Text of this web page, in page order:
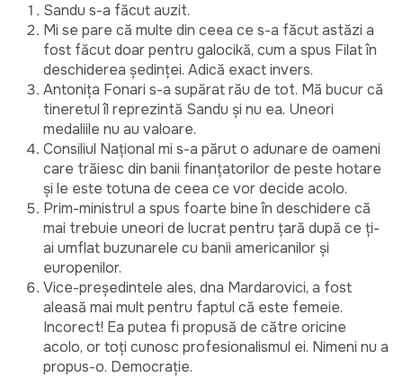
Sandu s-a făcut auzit.
Mi se pare că multe din ceea ce s-a făcut astăzi a
fost făcut doar pentru galocikă, cum a spus Filat în
deschiderea ședinței. Adică exact invers.
Antonița Fonari s-a supărat rău de tot. Mă bucur că
tineretul îl reprezintă Sandu și nu ea. Uneori
medaliile nu au valoare.
Consiliul Național mi s-a părut o adunare de oameni
care trăiesc din banii finanțatorilor de peste hotare
și le este totuna de ceea ce vor decide acolo.
Prim-ministrul a spus foarte bine în deschidere că
mai trebuie uneori de lucrat pentru țară după ce ți-
ai umflat buzunarele cu banii americanilor și
europenilor.
Vice-președintele ales, dna Mardarovici, a fost
aleasă mai mult pentru faptul că este femeie.
Incorect! Ea putea fi propusă de către oricine
acolo, or toți cunosc profesionalismul ei. Nimeni nu a
propus-o. Democrație.